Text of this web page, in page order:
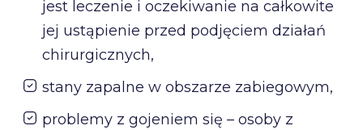
jest leczenie i oczekiwanie na całkowite
jej ustąpienie przed podjęciem działań
chirurgicznych,
stany zapalne w obszarze zabiegowym,
problemy z gojeniem się – osoby z